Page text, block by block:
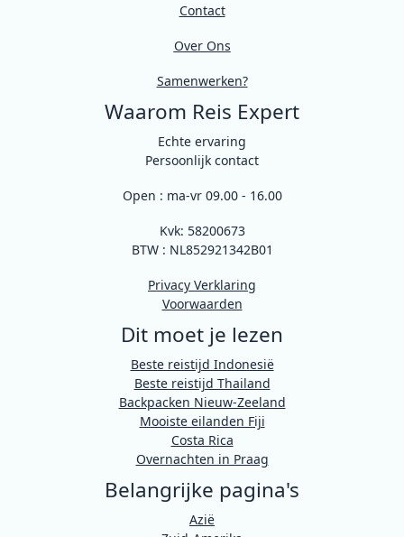
Contact
Over Ons
Samenwerken?
Waarom Reis Expert
Echte ervaring
Persoonlijk contact
Open : ma-vr 09.00 - 16.00
Kvk: 58200673
BTW : NL852921342B01
Privacy Verklaring
Voorwaarden
Dit moet je lezen
Beste reistijd Indonesië
Beste reistijd Thailand
Backpacken Nieuw-Zeeland
Mooiste eilanden Fiji
Costa Rica
Overnachten in Praag
Belangrijke pagina's
Azië